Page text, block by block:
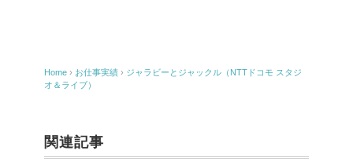
Home › お仕事実績 › ジャラビーとジャックル（NTTドコモ スタジ
オ＆ライブ）
関連記事